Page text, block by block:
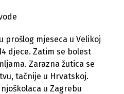
prošlog mjeseca u Velikoj
djece. Zatim se bolest
Zarazna žutica se
tačnije u Hrvatskoj.
u Zagrebu